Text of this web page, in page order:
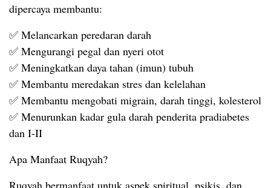
dipercaya membantu:
✅ Melancarkan peredaran darah
✅ Mengurangi pegal dan nyeri otot
✅ Meningkatkan daya tahan (imun) tubuh
✅ Membantu meredakan stres dan kelelahan
✅ Membantu mengobati migrain, darah tinggi, kolesterol
✅ Menurunkan kadar gula darah penderita pradiabetes
dan I-II
Apa Manfaat Ruqyah?
Ruqyah bermanfaat untuk aspek spiritual, psikis, dan